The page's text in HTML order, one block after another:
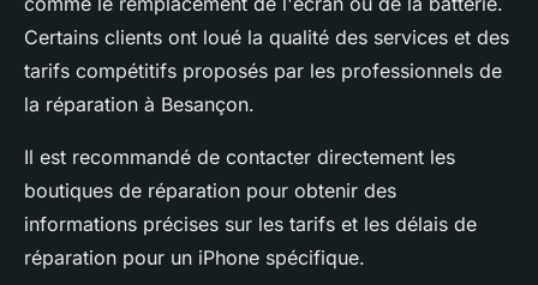
Certains clients ont loué la qualité des services et des
tarifs compétitifs proposés par les professionnels de
la réparation à Besançon.
Il est recommandé de contacter directement les
boutiques de réparation pour obtenir des
informations précises sur les tarifs et les délais de
réparation pour un iPhone spécifique.